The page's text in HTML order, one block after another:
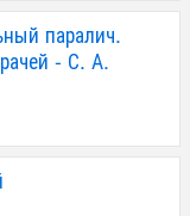
паралич.
- С. А.